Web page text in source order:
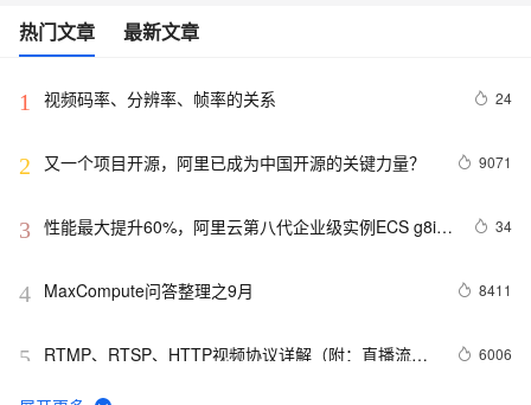
热门文章 最新文章
1 视频码率、分辨率、帧率的关系 24
2 又一个项目开源，阿里已成为中国开源的关键力量？ 9071
3 性能最大提升60%，阿里云第八代企业级实例ECS g8i正
34
4 MaxCompute问答整理之9月 8411
5
RTMP、RTSP、HTTP视频协议详解（附：直播流地
6006